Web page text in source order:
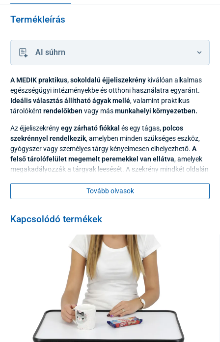
Termékleírás
AI súhrn
A MEDIK praktikus, sokoldalú éjjeliszekrény kiválóan alkalmas
egészségügyi intézményekbe és otthoni használatra egyaránt.
Ideális választás állítható ágyak mellé, valamint praktikus
tárolóként rendelőkben vagy másmunkahelyi környezetben.
Az éjjeliszekrényegy zárható fiókkal és egy tágas,polcos
szekrénnyel rendelkezik, amelyben minden szükséges eszköz,
gyógyszer vagy személyes tárgy kényelmesen elhelyezhető. A
felső tárolófelületmegemelt peremekkel van ellátva, amelyek
megakadályozzák a tárgyak leesését. A szekrény mindkét oldalán
kéztörlőt vagy más könnyebb tárgyakat lehet felakasztani.
Tovább olvasok
Kapcsolódó termékek